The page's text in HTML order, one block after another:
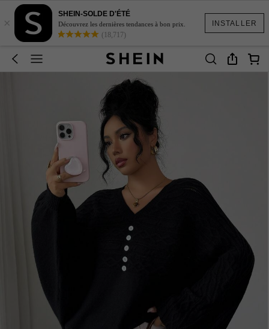
INSTALLER
×
SHEIN-SOLDE D'ÉTÉ
Découvrez les dernières tendances à bon prix.
(18,717)